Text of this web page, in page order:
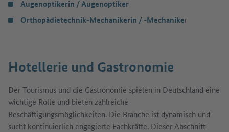
Augenoptikerin / Augenoptiker
Orthopädietechnik-Mechanikerin / -Mechaniker
Hotellerie und Gastronomie
Der Tourismus und die Gastronomie spielen in Deutschland eine
wichtige Rolle und bieten zahlreiche
Beschäftigungsmöglichkeiten. Die Branche ist dynamisch und
sucht kontinuierlich engagierte Fachkräfte. Dieser Abschnitt